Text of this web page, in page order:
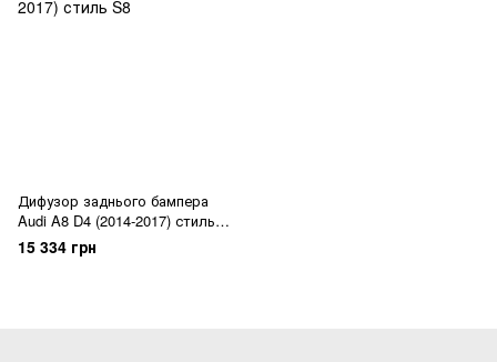
Дифузор заднього бампера
Audi A8 D4 (2014-2017) стиль
S8
15 334 грн